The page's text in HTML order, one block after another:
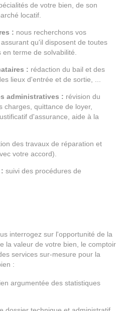
de votre bien, de son
locatif.
: nous recherchons vos
qu'il disposent de toutes
terme de solvabilité.
: rédaction du bail et des
lieux d'entrée et de sortie, ...
administratives : révision du
charges, quittance de loyer,
d'assurance, aide à la
des travaux de réparation et
votre accord).
suivi des procédures de
interrogez sur l'opportunité de la
la valeur de votre bien, le comptoir
services sur-mesure pour la
:
argumentée des statistiques